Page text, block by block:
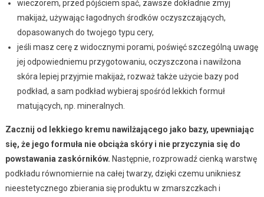
wieczorem, przed pójściem spać, zawsze dokładnie zmyj
makijaż, używając łagodnych środków oczyszczających,
dopasowanych do twojego typu cery,
jeśli masz cerę z widocznymi porami, poświęć szczególną uwagę
jej odpowiedniemu przygotowaniu, oczyszczona i nawilżona
skóra lepiej przyjmie makijaż, rozważ także użycie bazy pod
podkład, a sam podkład wybieraj spośród lekkich formuł
matujących, np. mineralnych.
Zacznij od lekkiego kremu nawilżającego jako bazy, upewniając
się, że jego formuła nie obciąża skóry i nie przyczynia się do
powstawania zaskórników. Następnie, rozprowadź cienką warstwę
podkładu równomiernie na całej twarzy, dzięki czemu unikniesz
nieestetycznego zbierania się produktu w zmarszczkach i